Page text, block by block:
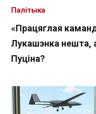
«Працяглая
Лукашэнка нешта,
Пуціна?
Палітыка